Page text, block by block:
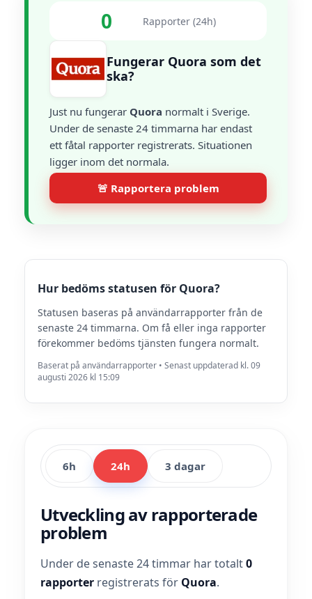
0 Rapporter (24h)
Fungerar Quora som det
ska?
Just nu fungerar Quora normalt i Sverige.
Under de senaste 24 timmarna har endast
ett fåtal rapporter registrerats. Situationen
ligger inom det normala.
🚨 Rapportera problem
Hur bedöms statusen för Quora?
Statusen baseras på användarrapporter från de
senaste 24 timmarna. Om få eller inga rapporter
förekommer bedöms tjänsten fungera normalt.
Baserat på användarrapporter • Senast uppdaterad kl. 09
augusti 2026 kl 15:09
6h 24h 3 dagar
Utveckling av rapporterade
problem
Under de senaste 24 timmar har totalt0
rapporter registrerats för Quora.